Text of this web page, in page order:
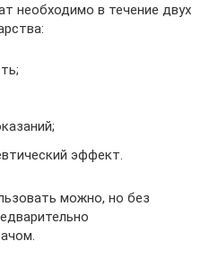
необходимо в течение двух
эффект.
можно, но без